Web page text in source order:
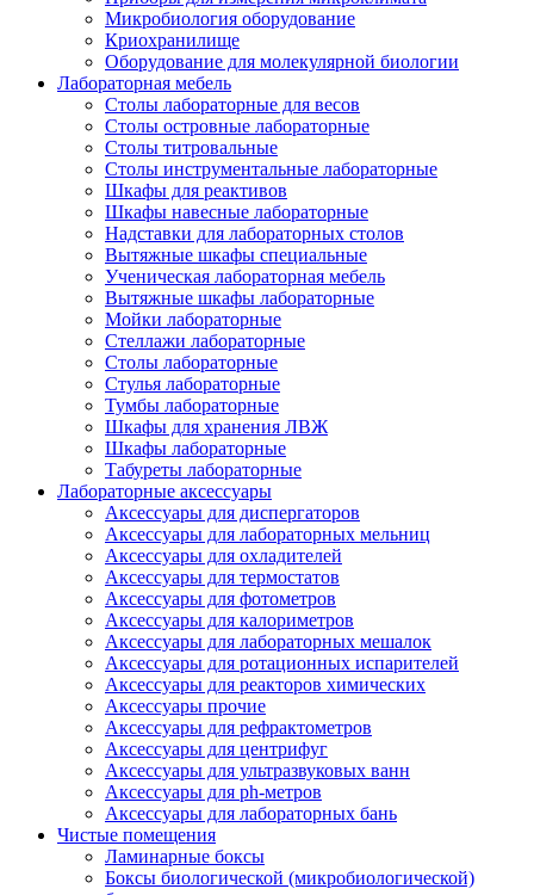
Микробиология оборудование
Криохранилище
Оборудование для молекулярной биологии
Лабораторная мебель
Столы лабораторные для весов
Столы островные лабораторные
Столы титровальные
Столы инструментальные лабораторные
Шкафы для реактивов
Шкафы навесные лабораторные
Надставки для лабораторных столов
Вытяжные шкафы специальные
Ученическая лабораторная мебель
Вытяжные шкафы лабораторные
Мойки лабораторные
Стеллажи лабораторные
Столы лабораторные
Стулья лабораторные
Тумбы лабораторные
Шкафы для хранения ЛВЖ
Шкафы лабораторные
Табуреты лабораторные
Лабораторные аксессуары
Аксессуары для диспергаторов
Аксессуары для лабораторных мельниц
Аксессуары для охладителей
Аксессуары для термостатов
Аксессуары для фотометров
Аксессуары для калориметров
Аксессуары для лабораторных мешалок
Аксессуары для ротационных испарителей
Аксессуары для реакторов химических
Аксессуары прочие
Аксессуары для рефрактометров
Аксессуары для центрифуг
Аксессуары для ультразвуковых ванн
Аксессуары для ph-метров
Аксессуары для лабораторных бань
Чистые помещения
Ламинарные боксы
Боксы биологической (микробиологической)